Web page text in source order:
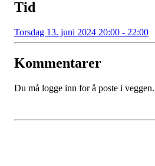
Tid
Torsdag 13. juni 2024 20:00 - 22:00
Kommentarer
Du må logge inn for å poste i veggen.